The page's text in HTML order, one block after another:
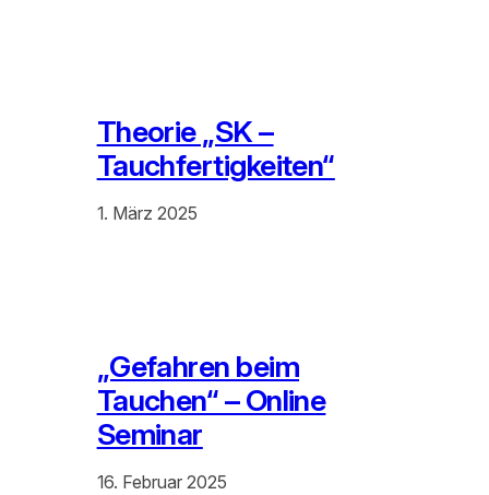
Theorie „SK –
Tauchfertigkeiten“
1. März 2025
„Gefahren beim
Tauchen“ – Online
Seminar
16. Februar 2025